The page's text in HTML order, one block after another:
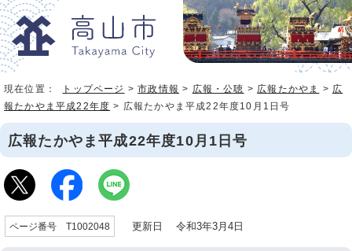
現在位置： トップページ >市政情報 > 広報・公聴 > 広報たかやま > 広
報たかやま平成22年度 > 広報たかやま平成22年度10月1日号
広報たかやま平成22年度10月1日号
ページ番号 T1002048 更新日 令和3年3月4日